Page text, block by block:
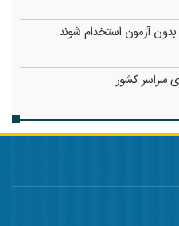
بدون آزمون استخدام شوند
سراسر کشور